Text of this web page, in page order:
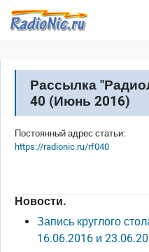
Перейти к основному
Рассылка
40 (Июнь 2016)
Постоянный адрес статьи:
https://radionic.ru/rf040
Новости.
Запись круглого
16.06.2016 и